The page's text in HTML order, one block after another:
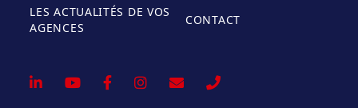
LES ACTUALITÉS DE VOS
AGENCES
CONTACT